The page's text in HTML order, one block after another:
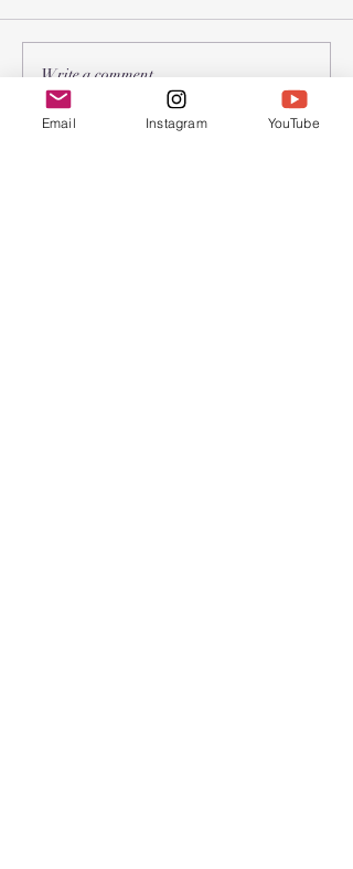
2026年 受难节和复活节聚
会
Write a comment...
Email Instagram YouTube